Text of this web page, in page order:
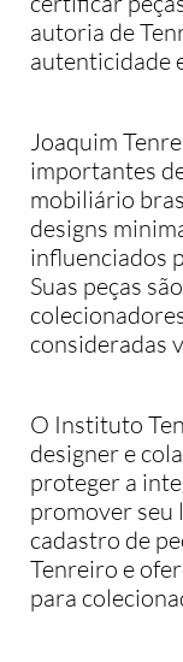
autoria de
autenticidade
Joaquim
importantes
mobiliário
designs
influenciados
Suas peças
consideradas
O Instituto
designer e
proteger a
promover seu
cadastro de
Tenreiro e
para